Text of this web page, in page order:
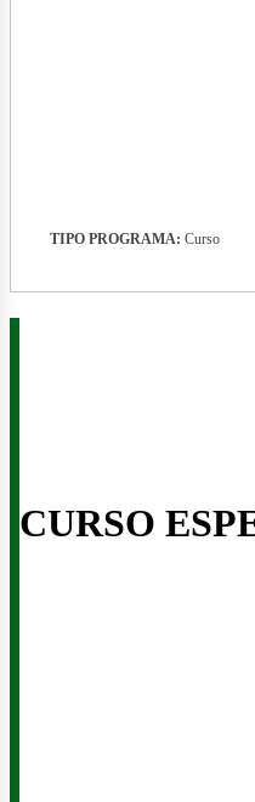
TIPO PROGRAMA: Curso
CURSO